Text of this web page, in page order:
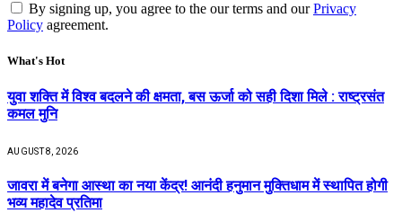
By signing up, you agree to the our terms and ourPrivacy
Policy agreement.
What's Hot
युवा शक्ति में विश्व बदलने की क्षमता, बस ऊर्जा को सही दिशा मिले : राष्ट्रसंत
कमल मुनि
AUGUST 8, 2026
जावरा में बनेगा आस्था का नया केंद्र! आनंदी हनुमान मुक्तिधाम में स्थापित होगी
भव्य महादेव प्रतिमा